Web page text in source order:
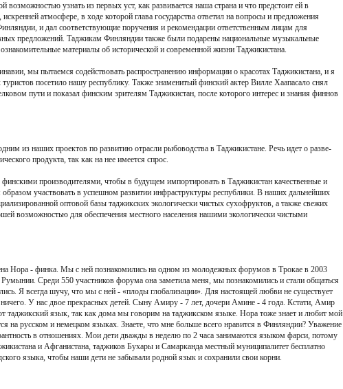
возможностью узнать из первых уст, как развивается наша страна и что предстоит ей в
атмосфере, в ходе которой глава государства ответил на вопросы и предложения
и дал соответствующие поручения и рекомендации ответственным лицам для
предложений. Таджикам Финляндии также были подарены национальные музыкальные
материалы об исторической и современной жизни Таджикистана.
мы пытаемся содействовать распространению информации о красотах Таджикистана, и я
посетило нашу республику. Также знаменитый финский актер Вилле Хаапасало снял
пути и показал финским зрителям Таджикистан, после которого интерес и знания финнов
из наших проектов по развитию отрасли рыбоводства в Таджикистане. Речь идет о разве-
продукта, так как на нее имеется спрос.
финскими производителями, чтобы в будущем импортировать в Таджикистан качественные и
участвовать в успешном развитии инфраструктуры республики. В наших дальнейших
оптовой базы таджикских экологически чистых сухофруктов, а также свежих
возможностью для обеспечения местного населения нашими экологически чистыми
Нора - финка. Мы с ней познакомились на одном из молодежных форумов в Трокае в 2003
Среди 550 участников форума она заметила меня, мы познакомились и стали общаться
Я всегда шучу, что мы с ней - «плоды глобализации». Для настоящей любви не существует
ничего. У нас двое прекрасных детей. Сыну Амиру - 7 лет, дочери Амине - 4 года. Кстати, Амир
таджикский язык, так как дома мы говорим на таджикском языке. Нора тоже знает и любит мой
на русском и немецком языках. Знаете, что мне больше всего нравится в Финляндии? Уважение
в отношениях. Мои дети дважды в неделю по 2 часа занимаются языком фарси, потому
и Афганистана, таджиков Бухары и Самарканда местный муниципалитет бесплатно
языка, чтобы наши дети не забывали родной язык и сохранили свои корни.